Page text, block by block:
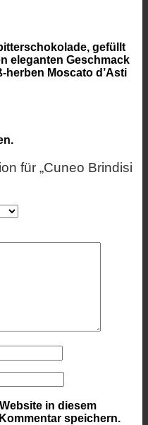
gefüllt
eleganten Geschmack
Moscato d’Asti
für „Cuneo Brindisi
in diesem
speichern.